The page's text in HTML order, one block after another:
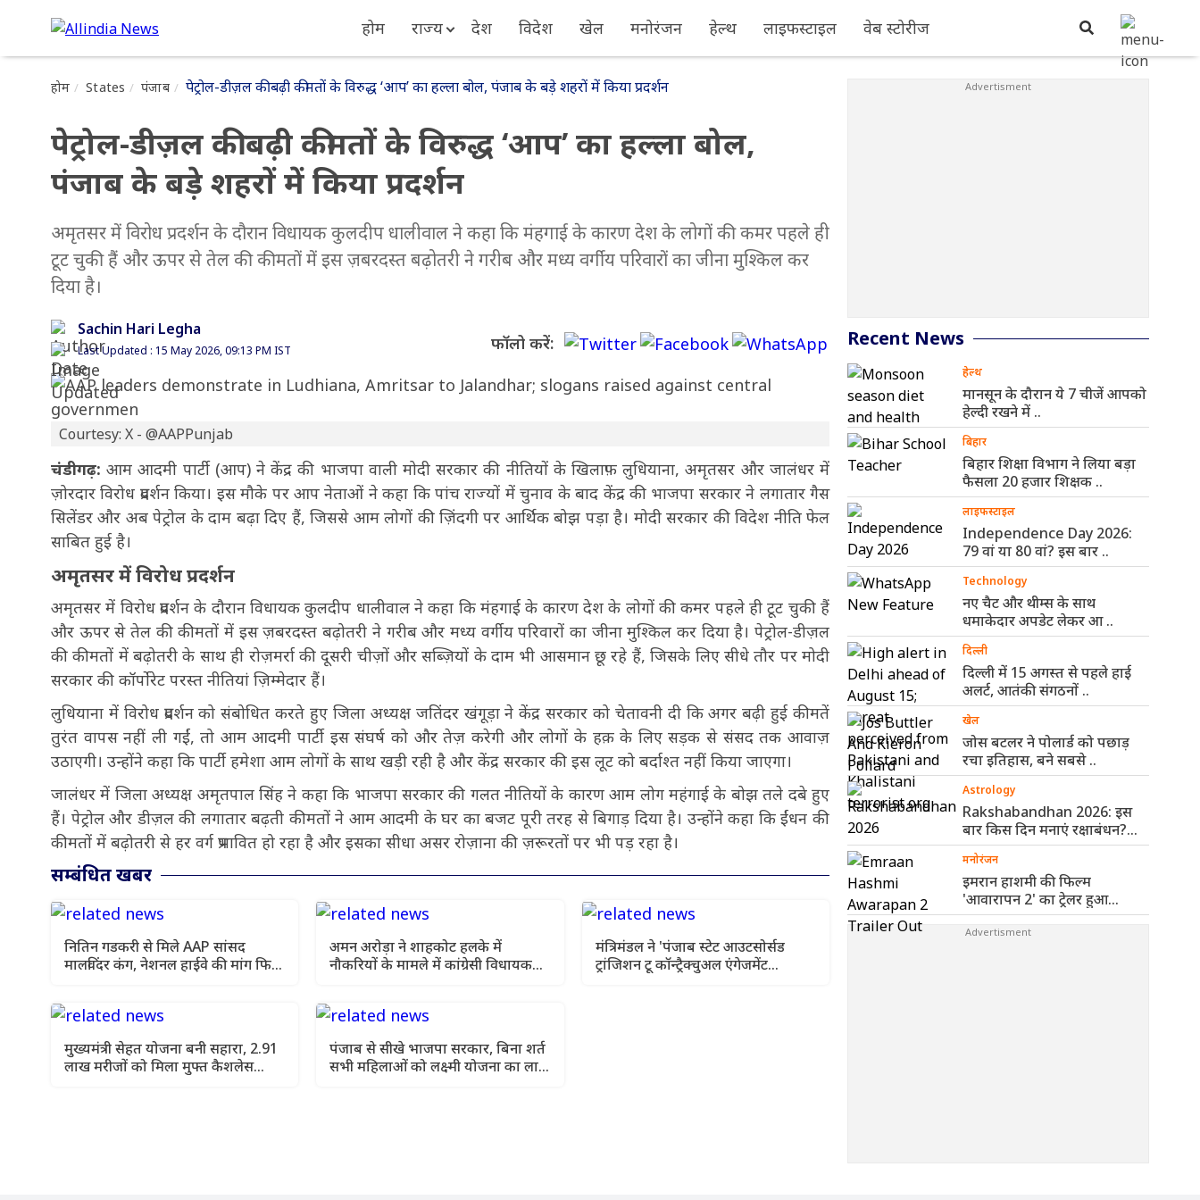
होम राज्य देश विदेश खेल मनोरंजन हेल्थ लाइफस्टाइल वेब स्टोरीज
होम States पंजाब पेट्रोल-डीज़ल की बढ़ी कीमतों के विरुद्ध ‘आप’ का हल्ला बोल, पंजाब के बड़े शहरों में किया प्रदर्शन
पेट्रोल-डीज़ल की बढ़ी कीमतों के विरुद्ध ‘आप’ का हल्ला बोल,
पंजाब के बड़े शहरों में किया प्रदर्शन
अमृतसर में विरोध प्रदर्शन के दौरान विधायक कुलदीप धालीवाल ने कहा कि मंहगाई के कारण देश के लोगों की कमर पहले ही
टूट चुकी हैं और ऊपर से तेल की कीमतों में इस ज़बरदस्त बढ़ोतरी ने गरीब और मध्य वर्गीय परिवारों का जीना मुश्किल कर
दिया है।
Sachin Hari Legha
Last Updated : 15 May 2026, 09:13 PM IST फॉलो करें:
Courtesy: X - @AAPPunjab
चंडीगढ़:आम आदमी पार्टी (आप) ने केंद्र की भाजपा वाली मोदी सरकार की नीतियों के खिलाफ़ लुधियाना, अमृतसर और जालंधर में
ज़ोरदार विरोध प्रदर्शन किया। इस मौके पर आप नेताओं ने कहा कि पांच राज्यों में चुनाव के बाद केंद्र की भाजपा सरकार ने लगातार गैस
सिलेंडर और अब पेट्रोल के दाम बढ़ा दिए हैं, जिससे आम लोगों की ज़िंदगी पर आर्थिक बोझ पड़ा है। मोदी सरकार की विदेश नीति फेल
साबित हुई है।
अमृतसर में विरोध प्रदर्शन
अमृतसर में विरोध प्रदर्शन के दौरान विधायक कुलदीप धालीवाल ने कहा कि मंहगाई के कारण देश के लोगों की कमर पहले ही टूट चुकी हैं
और ऊपर से तेल की कीमतों में इस ज़बरदस्त बढ़ोतरी ने गरीब और मध्य वर्गीय परिवारों का जीना मुश्किल कर दिया है। पेट्रोल-डीज़ल
की कीमतों में बढ़ोतरी के साथ ही रोज़मर्रा की दूसरी चीज़ों और सब्ज़ियों के दाम भी आसमान छू रहे हैं, जिसके लिए सीधे तौर पर मोदी
सरकार की कॉर्पोरेट परस्त नीतियां ज़िम्मेदार हैं।
लुधियाना में विरोध प्रदर्शन को संबोधित करते हुए जिला अध्यक्ष जतिंदर खंगूड़ा ने केंद्र सरकार को चेतावनी दी कि अगर बढ़ी हुई कीमतें
तुरंत वापस नहीं ली गईं, तो आम आदमी पार्टी इस संघर्ष को और तेज़ करेगी और लोगों के हक़ के लिए सड़क से संसद तक आवाज़
उठाएगी। उन्होंने कहा कि पार्टी हमेशा आम लोगों के साथ खड़ी रही है और केंद्र सरकार की इस लूट को बर्दाश्त नहीं किया जाएगा।
जालंधर में जिला अध्यक्ष अमृतपाल सिंह ने कहा कि भाजपा सरकार की गलत नीतियों के कारण आम लोग महंगाई के बोझ तले दबे हुए
हैं। पेट्रोल और डीज़ल की लगातार बढ़ती कीमतों ने आम आदमी के घर का बजट पूरी तरह से बिगाड़ दिया है। उन्होंने कहा कि ईंधन की
कीमतों में बढ़ोतरी से हर वर्ग प्रभावित हो रहा है और इसका सीधा असर रोज़ाना की ज़रूरतों पर भी पड़ रहा है।
सम्बंधित खबर
नितिन गडकरी से मिले AAP सांसद
मालविंदर कंग, नेशनल हाईवे की मांग फिर
अमन अरोड़ा ने शाहकोट हलके में
नौकरियों के मामले में कांग्रेसी विधायक
मंत्रिमंडल ने 'पंजाब स्टेट आउटसोर्सड
ट्रांजिशन टू कॉन्ट्रैक्चुअल एंगेजमेंट
मुख्यमंत्री सेहत योजना बनी सहारा, 2.91
लाख मरीजों को मिला मुफ्त कैशलेस
पंजाब से सीखे भाजपा सरकार, बिना शर्त
सभी महिलाओं को लक्ष्मी योजना का लाभ
Recent News
हेल्थ
मानसून के दौरान ये 7 चीजें आपको
हेल्दी रखने में ..
बिहार
बिहार शिक्षा विभाग ने लिया बड़ा
फैसला 20 हजार शिक्षक ..
लाइफस्टाइल
Independence Day 2026:
79 वां या 80 वां? इस बार ..
Technology
नए चैट और थीम्स के साथ
धमाकेदार अपडेट लेकर आ ..
दिल्ली
दिल्ली में 15 अगस्त से पहले हाई
अलर्ट, आतंकी संगठनों ..
खेल
जोस बटलर ने पोलार्ड को पछाड़
रचा इतिहास, बने सबसे ..
Astrology
Rakshabandhan 2026: इस
बार किस दिन मनाएं रक्षाबंधन?
पंचांग से ..
मनोरंजन
इमरान हाशमी की फिल्म
'आवारापन 2' का ट्रेलर हुआ
रिलीज, ..